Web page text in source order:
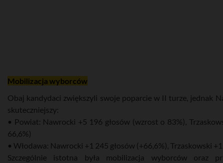
Mobilizacja wyborców
Obaj kandydaci zwiększyli swoje poparcie w II turze, jednak
skuteczniejszy:
• Powiat: Nawrocki +5 196 głosów (wzrost o 83%),
66,6%)
• Włodawa: Nawrocki +1 245 głosów (+66,6%), Trzaskowski
Szczególnie istotna była mobilizacja wyborców oraz